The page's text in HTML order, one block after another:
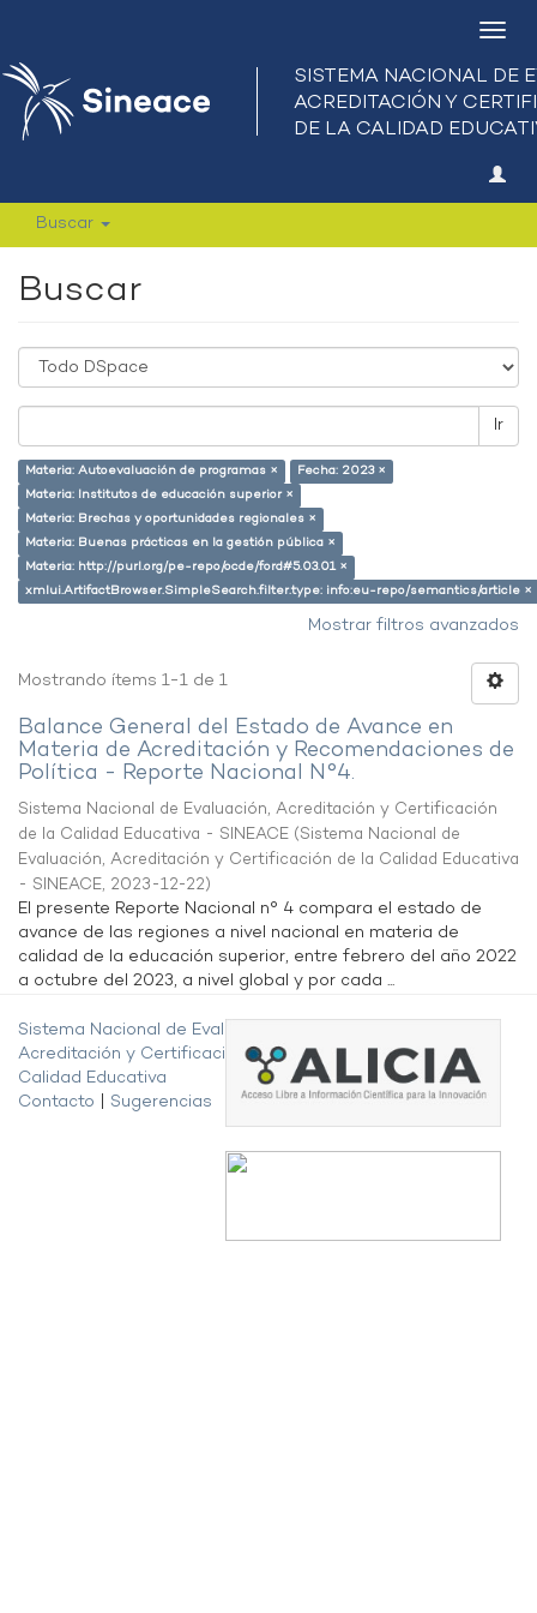
Buscar
Buscar
Ir
Materia: Autoevaluación de programas ×
Fecha: 2023 ×
Materia: Institutos de educación superior ×
Materia: Brechas y oportunidades regionales ×
Materia: Buenas prácticas en la gestión pública ×
Materia: http://purl.org/pe-repo/ocde/ford#5.03.01 ×
xmlui.ArtifactBrowser.SimpleSearch.filter.type: info:eu-repo/semantics/article ×
Mostrar filtros avanzados
Mostrando ítems 1-1 de 1
Balance General del Estado de Avance en
Materia de Acreditación y Recomendaciones de
Política - Reporte Nacional N°4.
Sistema Nacional de Evaluación, Acreditación y Certificación
de la Calidad Educativa - SINEACE (Sistema Nacional de
Evaluación, Acreditación y Certificación de la Calidad Educativa
- SINEACE, 2023-12-22)
El presente Reporte Nacional n° 4 compara el estado de
avance de las regiones a nivel nacional en materia de
calidad de la educación superior, entre febrero del año 2022
a octubre del 2023, a nivel global y por cada ...
Sistema Nacional de Evaluación,
Acreditación y Certificación de la
Calidad Educativa
Contacto
Sugerencias